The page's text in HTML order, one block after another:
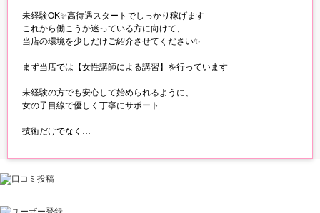
未経験OK✨高待遇スタートでしっかり稼げます
これから働こうか迷っている方に向けて、
当店の環境を少しだけご紹介させてください✨
まず当店では【女性講師による講習】を行っています
未経験の方でも安心して始められるように、
女の子目線で優しく丁寧にサポート
技術だけでなく
・稼げる接客のコツ